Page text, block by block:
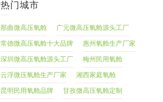
热门城市
那曲微高压氧舱 广元微高压氧舱源头工厂
常德微高压氧舱十大品牌 惠州氧舱生产厂家
深圳微高压氧舱源头工厂 梅州民用氧舱
云浮微压氧舱生产厂家 湘西家庭氧舱
昆明民用氧舱品牌 甘孜微高压氧舱定制